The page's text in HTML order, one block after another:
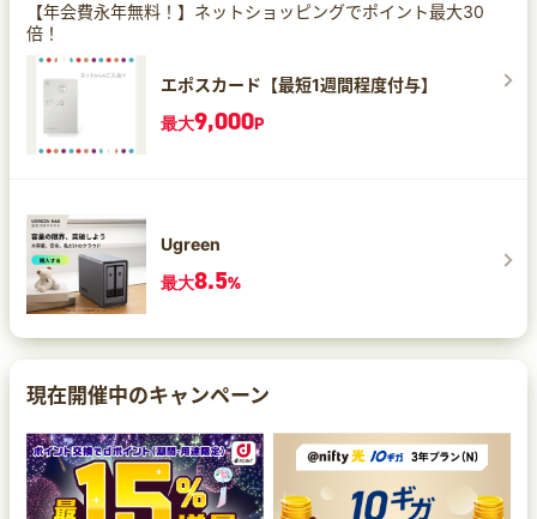
【年会費永年無料！】ネットショッピングでポイント最大30
倍！
エポスカード【最短1週間程度付与】
最大9,000P
Ugreen
最大8.5%
現在開催中のキャンペーン